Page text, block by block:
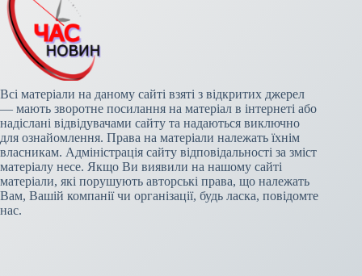
Всі матеріали на даному сайті взяті з відкритих джерел
— мають зворотне посилання на матеріал в інтернеті або
надіслані відвідувачами сайту та надаються виключно
для ознайомлення. Права на матеріали належать їхнім
власникам. Адміністрація сайту відповідальності за зміст
матеріалу несе. Якщо Ви виявили на нашому сайті
матеріали, які порушують авторські права, що належать
Вам, Вашій компанії чи організації, будь ласка, повідомте
нас.